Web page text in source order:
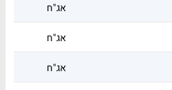
אג"ח
אג"ח
אג"ח